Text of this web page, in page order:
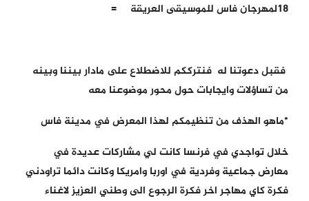
18لمهرجان فاس للموسيقى العريقة =
فقبل دعوتنا له فنترككم للاضطلاع على مادار بيننا وبينه
من تساؤلات وايجابات حول محور موضوعنا معه
*ماهو الهذف من تنظيمكم لهذا المعرض في مدينة فاس
خلال تواجدي في فرنسا كانت لي مشاركات عديدة في
معارض جماعية وفردية في اوربا وامريكا وكانت دائما تراودني
فكرة كاي مهاجر اخر فكرة الرجوع الى وطني العزيز لاغناء